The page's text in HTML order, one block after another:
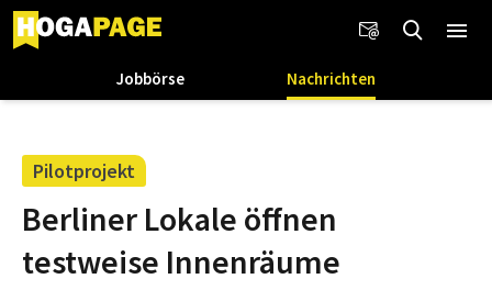
Jobbörse Nachrichten
Pilotprojekt
Berliner Lokale öffnen
testweise Innenräume